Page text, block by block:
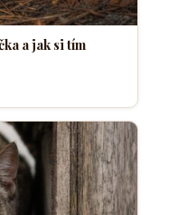
a jak si tím